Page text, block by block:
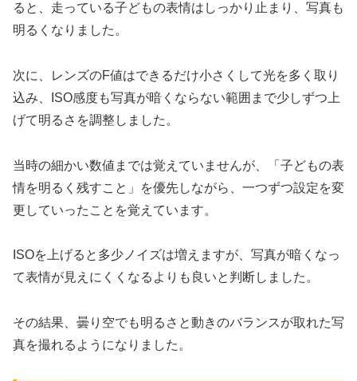
ると、走っている子どもの表情はしっかり止まり、写真も
明るくなりました。
次に、レンズのF値はできるだけ小さくして光を多く取り
込み、ISO感度も写真が暗くならない範囲まで少しずつ上
げて明るさを調整しました。
当時の細かい数値までは覚えていませんが、「子どもの表
情を明るく残すこと」を優先しながら、一つずつ設定を変
更していったことを覚えています。
ISOを上げると多少ノイズは増えますが、写真が暗くなっ
て表情が見えにくくなるよりも良いと判断しました。
その結果、曇り空でも明るさと動きのバランスが取れた写
真を撮れるようになりました。